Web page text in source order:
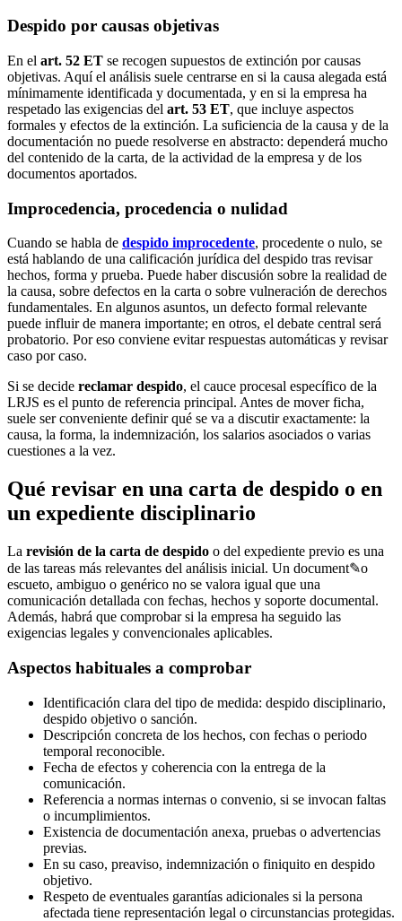
Despido por causas objetivas
En el art. 52 ET se recogen supuestos de extinción por causas
objetivas. Aquí el análisis suele centrarse en si la causa alegada está
mínimamente identificada y documentada, y en si la empresa ha
respetado las exigencias del art. 53 ET, que incluye aspectos
formales y efectos de la extinción. La suficiencia de la causa y de la
documentación no puede resolverse en abstracto: dependerá mucho
del contenido de la carta, de la actividad de la empresa y de los
documentos aportados.
Improcedencia, procedencia o nulidad
Cuando se habla de despido improcedente, procedente o nulo, se
está hablando de una calificación jurídica del despido tras revisar
hechos, forma y prueba. Puede haber discusión sobre la realidad de
la causa, sobre defectos en la carta o sobre vulneración de derechos
fundamentales. En algunos asuntos, un defecto formal relevante
puede influir de manera importante; en otros, el debate central será
probatorio. Por eso conviene evitar respuestas automáticas y revisar
caso por caso.
Si se decide reclamar despido, el cauce procesal específico de la
LRJS es el punto de referencia principal. Antes de mover ficha,
suele ser conveniente definir qué se va a discutir exactamente: la
causa, la forma, la indemnización, los salarios asociados o varias
cuestiones a la vez.
Qué revisar en una carta de despido o en
un expediente disciplinario
La revisión de la carta de despido o del expediente previo es una
de las tareas más relevantes del análisis inicial. Un document✎o
escueto, ambiguo o genérico no se valora igual que una
comunicación detallada con fechas, hechos y soporte documental.
Además, habrá que comprobar si la empresa ha seguido las
exigencias legales y convencionales aplicables.
Aspectos habituales a comprobar
Identificación clara del tipo de medida: despido disciplinario,
despido objetivo o sanción.
Descripción concreta de los hechos, con fechas o periodo
temporal reconocible.
Fecha de efectos y coherencia con la entrega de la
comunicación.
Referencia a normas internas o convenio, si se invocan faltas
o incumplimientos.
Existencia de documentación anexa, pruebas o advertencias
previas.
En su caso, preaviso, indemnización o finiquito en despido
objetivo.
Respeto de eventuales garantías adicionales si la persona
afectada tiene representación legal o circunstancias protegidas.